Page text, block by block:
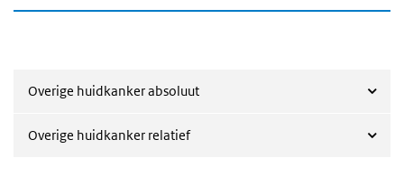
Overige huidkanker absoluut
Overige huidkanker relatief